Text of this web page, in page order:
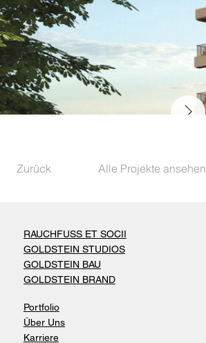
Zurück Alle Projekte ansehen
RAUCHFUSS ET SOCII
GOLDSTEIN STUDIOS
GOLDSTEIN BAU
GOLDSTEIN BRAND
Portfolio
Über Uns
Karriere